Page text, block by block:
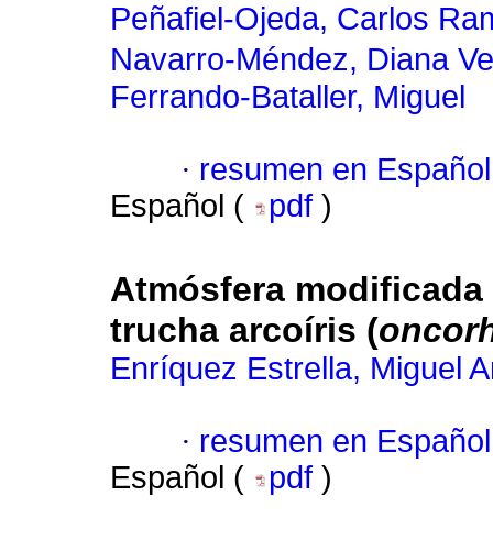
Peñafiel-Ojeda, Carlos
Navarro-Méndez, Diana
Ferrando-Bataller, Miguel
· resumen en Español
Español (
pdf )
Atmósfera
trucha arcoíris (
Enríquez Estrella, Miguel
· resumen en Español
Español (
pdf )